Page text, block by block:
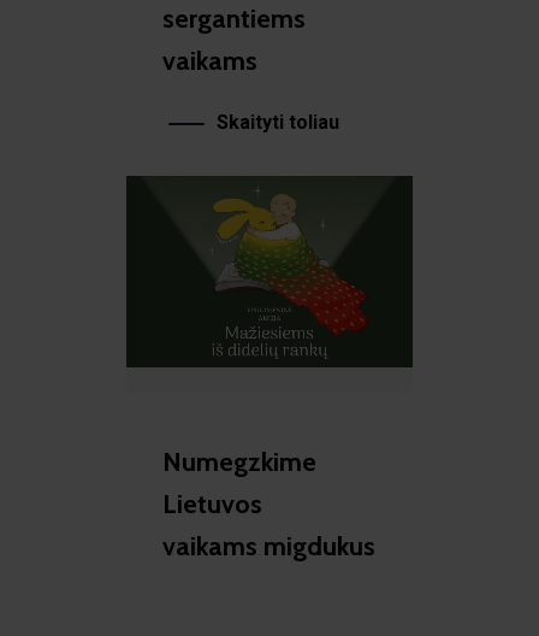
sergantiems
vaikams
Skaityti toliau
Numegzkime
Lietuvos
vaikams migdukus